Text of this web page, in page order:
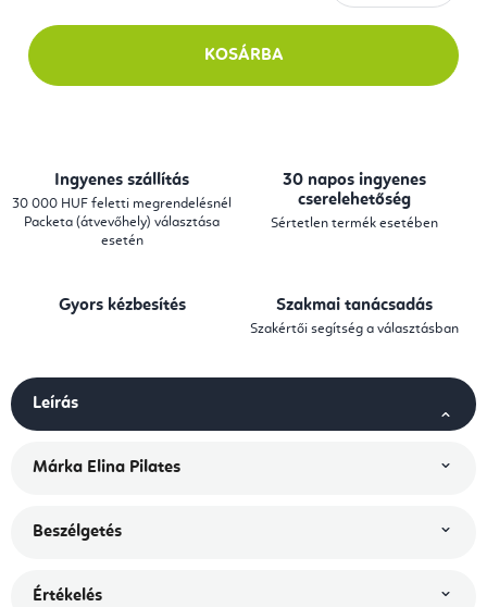
KOSÁRBA
Ingyenes szállítás
30 000 HUF feletti megrendelésnél
Packeta (átvevőhely) választása
esetén
30 napos ingyenes
cserelehetőség
Sértetlen termék esetében
Gyors kézbesítés Szakmai tanácsadás
Szakértői segítség a választásban
Leírás
Márka Elina Pilates
Beszélgetés
Értékelés